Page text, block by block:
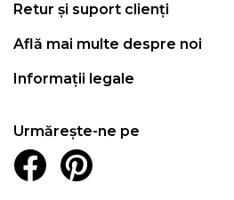
Retur și suport clienți
Află mai multe despre noi
Informații legale
Urmărește-ne pe